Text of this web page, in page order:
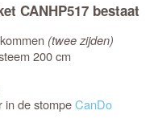
CANHP517 bestaat
(twee zijden)
200 cm
in de stompeCanDo